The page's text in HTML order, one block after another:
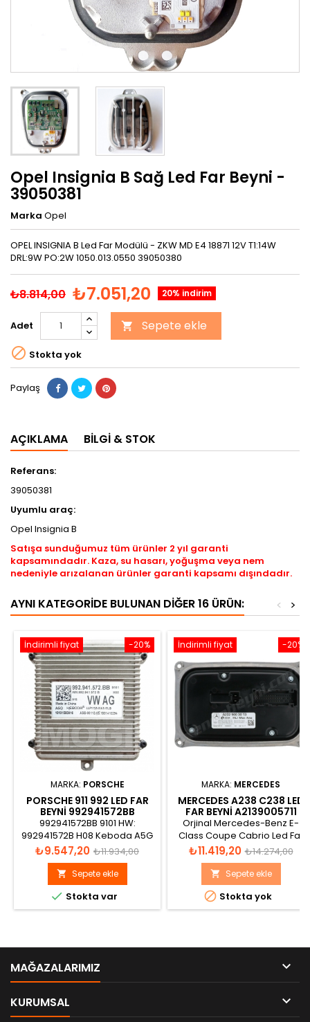
Opel Insignia B Sağ Led Far Beyni -
39050381
Marka Opel
OPEL INSIGNIA B Led Far Modülü - ZKW MD E4 18871 12V T1:14W
DRL:9W PO:2W 1050.013.0550 39050380
₺8.814,00 ₺7.051,20 20% indirim
Adet  Sepete ekle
 Stokta yok
Paylaş
AÇIKLAMA BILGI & STOK
Referans:
39050381
Uyumlu araç:
Opel Insignia B
Satışa sunduğumuz tüm ürünler 2 yıl garanti
kapsamındadır. Kaza, su hasarı, yoğuşma veya nem
nedeniyle arızalanan ürünler garanti kapsamı dışındadır.
AYNI KATEGORIDE BULUNAN DIĞER 16 ÜRÜN: >
<
-20%
İndirimli fiyat
MARKA: PORSCHE
PORSCHE 911 992 LED FAR
BEYNI 992941572BB
992941572BB 9101 HW:
992941572B H08 Keboda A5G
LLP112A MAX-MLB 10101500016
A5G-00101.12.1931410334
Fiyat
₺9.547,20 Normal
fiyat
₺11.934,00
 Sepete ekle
 Stokta var
-20%
İndirimli fiyat
MARKA: MERCEDES
MERCEDES A238 C238 LED
FAR BEYNI A2139005711
Orjinal Mercedes-Benz E-
Class Coupe Cabrio Led Far
Kontrol Ünitesi Katalog
görünümü
Fiyat
₺11.419,20 Normal
fiyat
₺14.274,00
 Sepete ekle
 Stokta yok
MAĞAZALARIMIZ 
KURUMSAL 